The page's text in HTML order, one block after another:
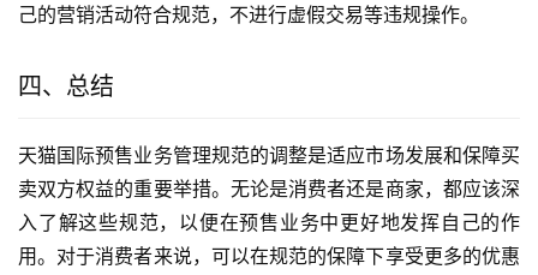
己的营销活动符合规范，不进行虚假交易等违规操作。
四、总结
天猫国际预售业务管理规范的调整是适应市场发展和保障买
卖双方权益的重要举措。无论是消费者还是商家，都应该深
入了解这些规范，以便在预售业务中更好地发挥自己的作
用。对于消费者来说，可以在规范的保障下享受更多的优惠